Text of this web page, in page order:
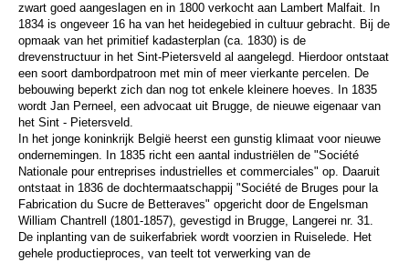
zwart goed aangeslagen en in 1800 verkocht aan Lambert Malfait. In
1834 is ongeveer 16 ha van het heidegebied in cultuur gebracht. Bij de
opmaak van het primitief kadasterplan (ca. 1830) is de
drevenstructuur in het Sint-Pietersveld al aangelegd. Hierdoor ontstaat
een soort dambordpatroon met min of meer vierkante percelen. De
bebouwing beperkt zich dan nog tot enkele kleinere hoeves. In 1835
wordt Jan Perneel, een advocaat uit Brugge, de nieuwe eigenaar van
het Sint - Pietersveld.
In het jonge koninkrijk België heerst een gunstig klimaat voor nieuwe
ondernemingen. In 1835 richt een aantal industriëlen de "Société
Nationale pour entreprises industrielles et commerciales" op. Daaruit
ontstaat in 1836 de dochtermaatschappij "Société de Bruges pour la
Fabrication du Sucre de Betteraves" opgericht door de Engelsman
William Chantrell (1801-1857), gevestigd in Brugge, Langerei nr. 31.
De inplanting van de suikerfabriek wordt voorzien in Ruiselede. Het
gehele productieproces, van teelt tot verwerking van de